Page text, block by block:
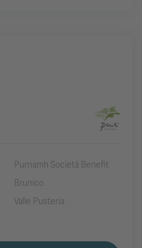
Purnamh Società Benefit
Brunico
Valle Pusteria